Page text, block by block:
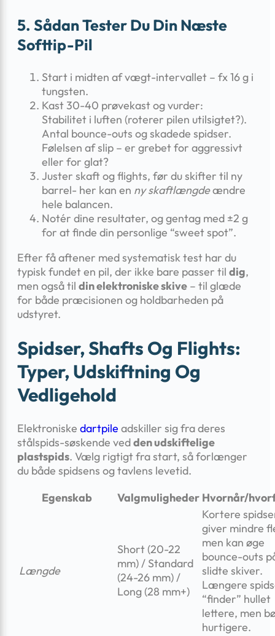
5. Sådan Tester Du Din Næste
Softtip-Pil
Start i midten af vægt-intervallet – fx 16 g i
tungsten.
Kast 30-40 prøvekast og vurder:
Stabilitet i luften (roterer pilen utilsigtet?).
Antal bounce-outs og skadede spidser.
Følelsen af slip – er grebet for aggressivt
eller for glat?
Juster skaft og flights, før du skifter til ny
barrel- her kan en ny skaftlængdeændre
hele balancen.
Notér dine resultater, og gentag med ±2 g
for at finde din personlige “sweet spot”.
Efter få aftener med systematisk test har du
typisk fundet en pil, der ikke bare passer til dig,
men også til din elektroniske skive – til glæde
for både præcisionen og holdbarheden på
udstyret.
Spidser, Shafts Og Flights:
Typer, Udskiftning Og
Vedligehold
Elektroniske dartpile adskiller sig fra deres
stålspids-søskende vedden udskiftelige
plastspids. Vælg rigtigt fra start, så forlænger
du både spidsens og tavlens levetid.
Egenskab
Valgmuligheder Hvornår/
Længde
Short (20-22
mm) / Standard
(24-26 mm) /
Long (28 mm+)
Kortere
giver mindre
men kan øge
bounce-outs
slidte skiver.
Længere
“finder” hullet
lettere, men
hurtigere.